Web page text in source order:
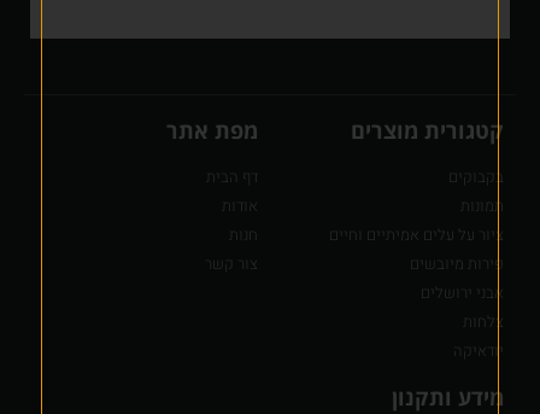
קטגורית מוצרים
בקבוקים
תמונות
ציור על עלים אמיתיים וחיים
פירות מיובשים
אבני ירושלים
צלחות
יודאיקה
מפת אתר
דף הבית
אודות
חנות
צור קשר
מידע ותקנון